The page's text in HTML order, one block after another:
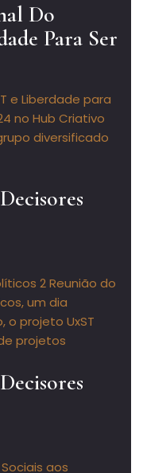
Do
Para Ser
e Liberdade para
no Hub Criativo
diversificado
2 Reunião do
um dia
o projeto UxST
projetos
aos